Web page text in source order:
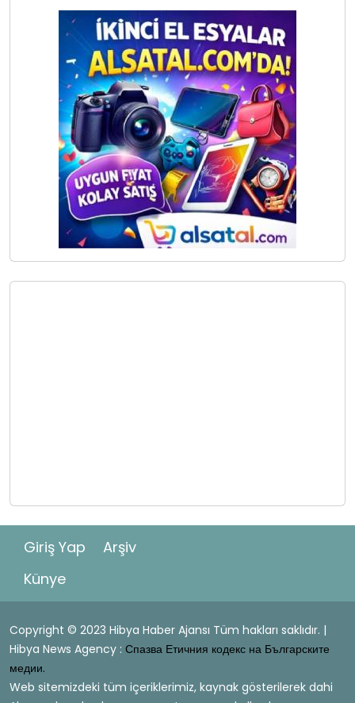
Giriş Yap
Arşiv
Künye
Copyright © 2023 Hibya Haber Ajansı Tüm hakları saklıdır. |
Hibya News Agency : Спазва Етичния кодекс на Българските
медии.
Web sitemizdeki tüm içeriklerimiz, kaynak gösterilerek dahi